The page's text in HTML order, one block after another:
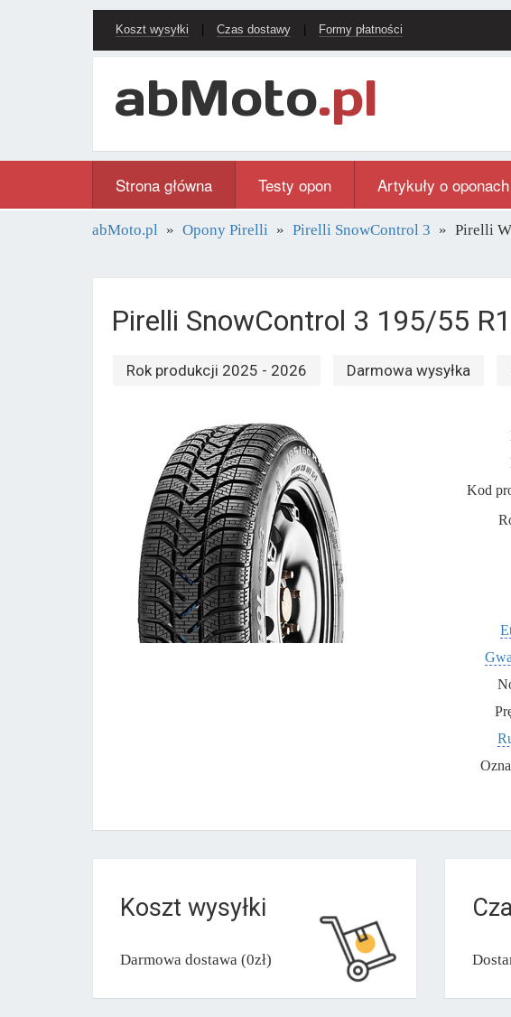
Koszt wysyłki Czas dostawy Formy płatności
Strona główna Testy opon Artykuły o oponach
abMoto.pl Opony Pirelli Pirelli SnowControl 3 Pirelli
Pirelli SnowControl 3 195/55
Rok produkcji 2025 - 2026 Darmowa wysyłka
Kod
Koszt wysyłki
Darmowa dostawa (0zł)